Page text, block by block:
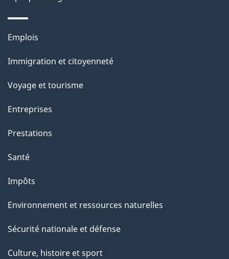
s
r
c
t
t
p
a
e
Thèmes
sujets
Emplois
Immigration et citoyenneté
Voyage et tourisme
Entreprises
Prestations
Santé
Impôts
Environnement et ressources naturelles
Sécurité nationale et défense
Culture, histoire et sport